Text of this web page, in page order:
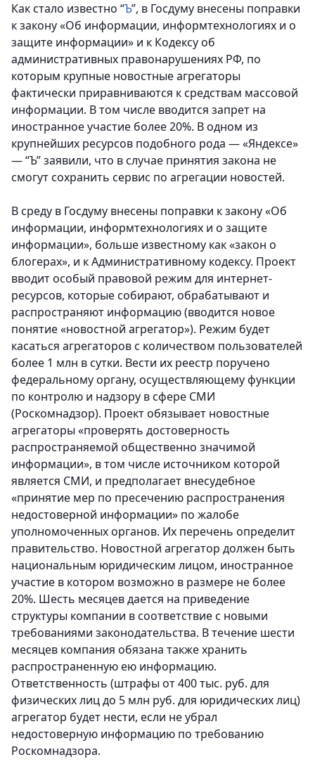
Как стало известно “Ъ”, в Госдуму внесены поправки
к закону «Об информации, информтехнологиях и о
защите информации» и к Кодексу об
административных правонарушениях РФ, по
которым крупные новостные агрегаторы
фактически приравниваются к средствам массовой
информации. В том числе вводится запрет на
иностранное участие более 20%. В одном из
крупнейших ресурсов подобного рода — «Яндексе»
— “Ъ” заявили, что в случае принятия закона не
смогут сохранить сервис по агрегации новостей.
В среду в Госдуму внесены поправки к закону «Об
информации, информтехнологиях и о защите
информации», больше известному как «закон о
блогерах», и к Административному кодексу. Проект
вводит особый правовой режим для интернет-
ресурсов, которые собирают, обрабатывают и
распространяют информацию (вводится новое
понятие «новостной агрегатор»). Режим будет
касаться агрегаторов с количеством пользователей
более 1 млн в сутки. Вести их реестр поручено
федеральному органу, осуществляющему функции
по контролю и надзору в сфере СМИ
(Роскомнадзор). Проект обязывает новостные
агрегаторы «проверять достоверность
распространяемой общественно значимой
информации», в том числе источником которой
является СМИ, и предполагает внесудебное
«принятие мер по пресечению распространения
недостоверной информации» по жалобе
уполномоченных органов. Их перечень определит
правительство. Новостной агрегатор должен быть
национальным юридическим лицом, иностранное
участие в котором возможно в размере не более
20%. Шесть месяцев дается на приведение
структуры компании в соответствие с новыми
требованиями законодательства. В течение шести
месяцев компания обязана также хранить
распространенную ею информацию.
Ответственность (штрафы от 400 тыс. руб. для
физических лиц до 5 млн руб. для юридических лиц)
агрегатор будет нести, если не убрал
недостоверную информацию по требованию
Роскомнадзора.